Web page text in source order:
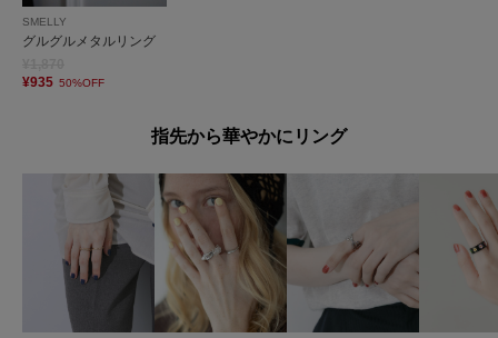
SMELLY
グルグルメタルリング
¥935 50%OFF
指先から華やかにリング